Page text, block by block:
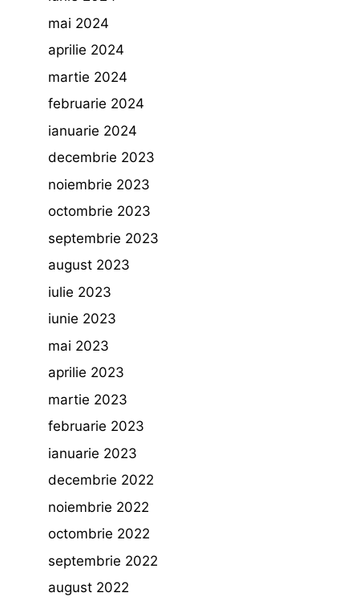
mai 2024
aprilie 2024
martie 2024
februarie 2024
ianuarie 2024
decembrie 2023
noiembrie 2023
octombrie 2023
septembrie 2023
august 2023
iulie 2023
iunie 2023
mai 2023
aprilie 2023
martie 2023
februarie 2023
ianuarie 2023
decembrie 2022
noiembrie 2022
octombrie 2022
septembrie 2022
august 2022